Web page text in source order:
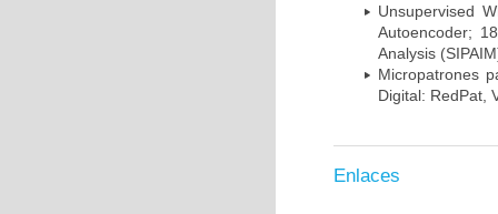
Unsupervised
Autoencoder;
Analysis
Micropatrones
Digital: RedPat,
Enlaces